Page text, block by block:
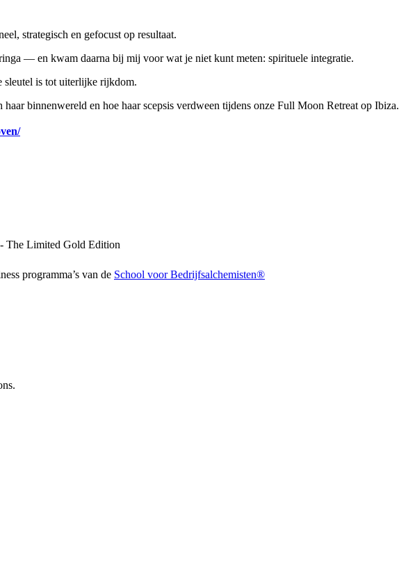
strategisch en gefocust op resultaat.
— en kwam daarna bij mij voor wat je niet kunt meten: spirituele integratie.
sleutel is tot uiterlijke rijkdom.
binnenwereld en hoe haar scepsis verdween tijdens onze Full Moon Retreat op Ibiza.
⁠ - The Limited Gold Edition⁠
programma’s van de ⁠⁠⁠⁠⁠⁠⁠⁠⁠⁠⁠⁠⁠⁠⁠⁠⁠⁠⁠⁠⁠⁠⁠⁠School voor Bedrijfsalchemisten®⁠⁠⁠⁠⁠⁠⁠⁠⁠⁠⁠⁠⁠⁠⁠⁠⁠⁠⁠⁠⁠⁠⁠⁠